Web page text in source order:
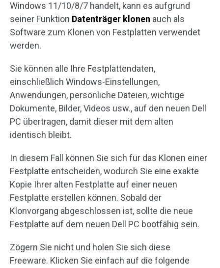
Windows 11/10/8/7 handelt, kann es aufgrund
seiner Funktion Datenträger klonen auch als
Software zum Klonen von Festplatten verwendet
werden.
Sie können alle Ihre Festplattendaten,
einschließlich Windows-Einstellungen,
Anwendungen, persönliche Dateien, wichtige
Dokumente, Bilder, Videos usw., auf den neuen Dell
PC übertragen, damit dieser mit dem alten
identisch bleibt.
In diesem Fall können Sie sich für das Klonen einer
Festplatte entscheiden, wodurch Sie eine exakte
Kopie Ihrer alten Festplatte auf einer neuen
Festplatte erstellen können. Sobald der
Klonvorgang abgeschlossen ist, sollte die neue
Festplatte auf dem neuen Dell PC bootfähig sein.
Zögern Sie nicht und holen Sie sich diese
Freeware. Klicken Sie einfach auf die folgende